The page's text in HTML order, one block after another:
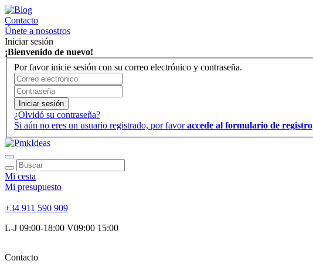
Contacto
Únete a nosostros
Iniciar sesión
¡Bienvenido de nuevo!
Por favor inicie sesión con su correo electrónico y contraseña.
Iniciar sesión
¿Olvidó su contraseña?
Si aún no eres un usuario registrado, por favoraccede al formulario de registro
Mi cesta
Mi presupuesto
+34 911 590 909
L-J 09:00-18:00 V09:00 15:00
Contacto